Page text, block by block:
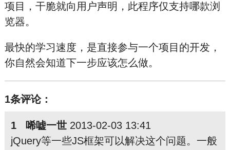
项目，干脆就向用户声明，此程序仅支持哪款浏
览器。
最快的学习速度，是直接参与一个项目的开发，
你自然会知道下一步应该怎么做。
1条评论：
1 唏嘘一世2013-02-03 13:41
jQuery等一些JS框架可以解决这个问题。一般